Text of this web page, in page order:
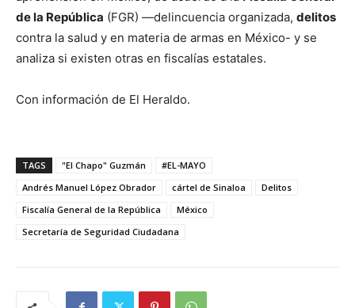
de la República (FGR) —delincuencia organizada, delitos
contra la salud y en materia de armas en México- y se
analiza si existen otras en fiscalías estatales.
Con información de El Heraldo.
TAGS "El Chapo" Guzmán
#EL-MAYO
Andrés Manuel López Obrador
cártel de Sinaloa
Delitos
Fiscalía General de la República
México
Secretaría de Seguridad Ciudadana